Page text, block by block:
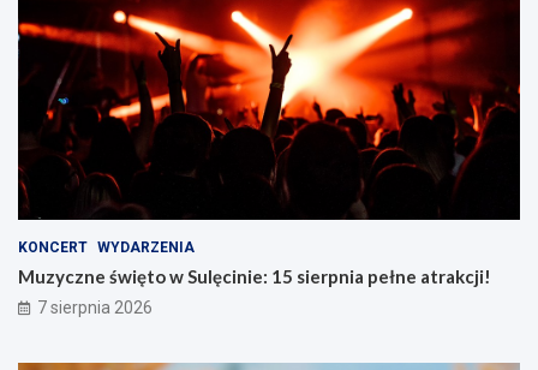
KONCERT WYDARZENIA
Muzyczne święto w Sulęcinie: 15 sierpnia pełne atrakcji!
7 sierpnia 2026